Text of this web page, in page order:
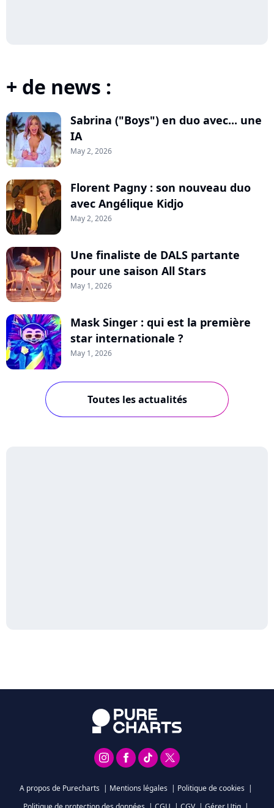
+ de news :
Sabrina ("Boys") en duo avec... une
IA
May 2, 2026
Florent Pagny : son nouveau duo
avec Angélique Kidjo
May 2, 2026
Une finaliste de DALS partante
pour une saison All Stars
May 1, 2026
Mask Singer : qui est la première
star internationale ?
May 1, 2026
Toutes les actualités
A propos de Purecharts | Mentions légales | Politique de cookies |